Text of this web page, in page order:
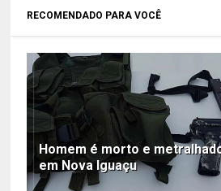
RECOMENDADO PARA VOCÊ
Homem é morto e
em Nova Iguaçu